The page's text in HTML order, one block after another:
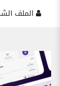
الملف